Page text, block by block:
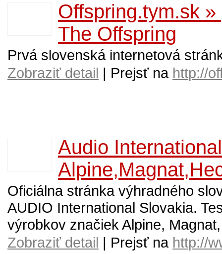
Offspring.tym.sk
The Offspring
Prvá slovenská internetová
Zobraziť detail | Prejsť na http://
Audio
Oficiálna stránka výhradného
AUDIO International Slovakia.
výrobkov značiek Alpine,
Zobraziť detail | Prejsť na http://